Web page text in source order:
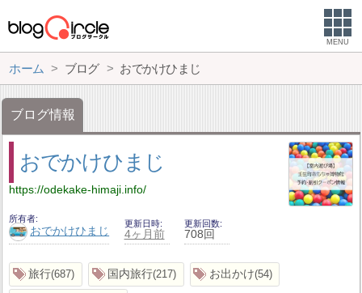
MENU
ホーム ブログ おでかけひまじ
ブログ情報
おでかけひまじ
https://odekake-himaji.info/
所有者
おでかけひまじ
更新日時
4ヶ月前
更新回数
708回
旅行 687 国内旅行 217 お出かけ 54